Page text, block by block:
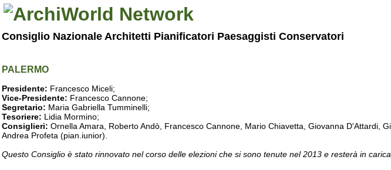
Consiglio Nazionale Architetti Pianificatori Paesaggisti Conservatori
PALERMO
Presidente: Francesco Miceli;
Vice-Presidente: Francesco Cannone;
Segretario: Maria Gabriella Tumminelli;
Tesoriere: Lidia Mormino;
Consiglieri: Ornella Amara, Roberto Andò, Francesco Cannone, Mario Chiavetta, Giovanna D'Attardi,
Andrea Profeta (pian.iunior).
Questo Consiglio è stato rinnovato nel corso delle elezioni che si sono tenute nel 2013 e resterà in